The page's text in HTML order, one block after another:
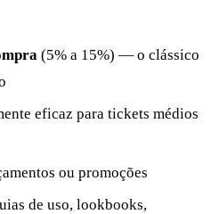
(5% a 15%) — o clássico
eficaz para tickets médios
ou promoções
de uso, lookbooks,